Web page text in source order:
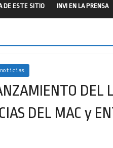
DE ESTE SITIO INVI EN LA PRENSA
noticias
DEL
DEL MAC y